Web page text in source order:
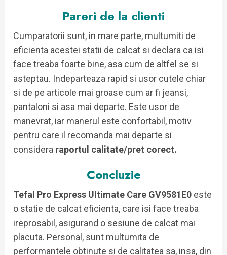
Pareri de la clienti
Cumparatorii sunt, in mare parte, multumiti de
eficienta acestei statii de calcat si declara ca isi
face treaba foarte bine, asa cum de altfel se si
asteptau. Indeparteaza rapid si usor cutele chiar
si de pe articole mai groase cum ar fi jeansi,
pantaloni si asa mai departe. Este usor de
manevrat, iar manerul este confortabil, motiv
pentru care il recomanda mai departe si
considera raportul calitate/pret corect.
Concluzie
Tefal Pro Express Ultimate Care GV9581E0 este
o statie de calcat eficienta, care isi face treaba
ireprosabil, asigurand o sesiune de calcat mai
placuta. Personal, sunt multumita de
performantele obtinute si de calitatea sa, insa, din